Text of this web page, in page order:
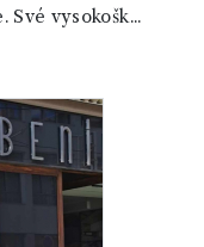
vysokošk...